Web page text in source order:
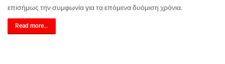
επισήμως την συμφωνία για τα επόμενα δυόμιση χρόνια.
Read more...